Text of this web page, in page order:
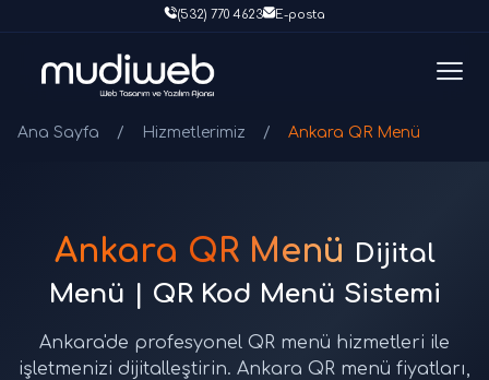
(532) 770 4623 E-posta
Ana Sayfa / Hizmetlerimiz / Ankara QR Menü
Ankara QR Menü Dijital
Menü | QR Kod Menü Sistemi
Ankara'de profesyonel QR menü hizmetleri ile
işletmenizi dijitalleştirin. Ankara QR menü fiyatları,